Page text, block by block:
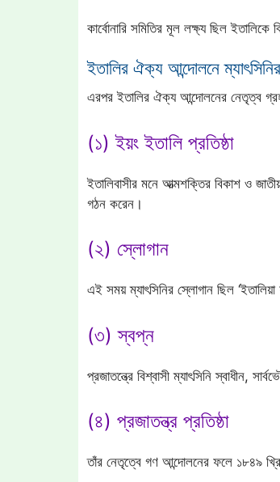
কার্বোনারি সমিতির মূল লক্ষ্য ছিল ইতালিকে
ইতালির ঐক্য আন্দোলনে
এরপর ইতালির ঐক্য আন্দোলনের নেতৃত্ব
(১) ইয়ং ইতালি প্রতিষ্ঠা
ইতালিবাসীর মনে আত্মশক্তির বিকাশ ও
গঠন করেন।
(২) স্লোগান
এই সময় ম্যাৎসিনির স্লোগান ছিল
(৩) স্বপ্ন
প্রজাতন্ত্রে বিশ্বাসী ম্যাৎসিনি স্বাধীন,
(৪) প্রজাতন্ত্র প্রতিষ্ঠা
তাঁর নেতৃত্বে গণ আন্দোলনের ফলে ১৮৪৯